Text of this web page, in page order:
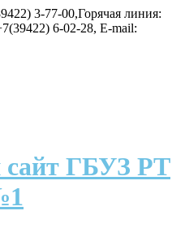
3-77-00,Горячая линия:
6-02-28, E-mail:
ГБУЗ РТ